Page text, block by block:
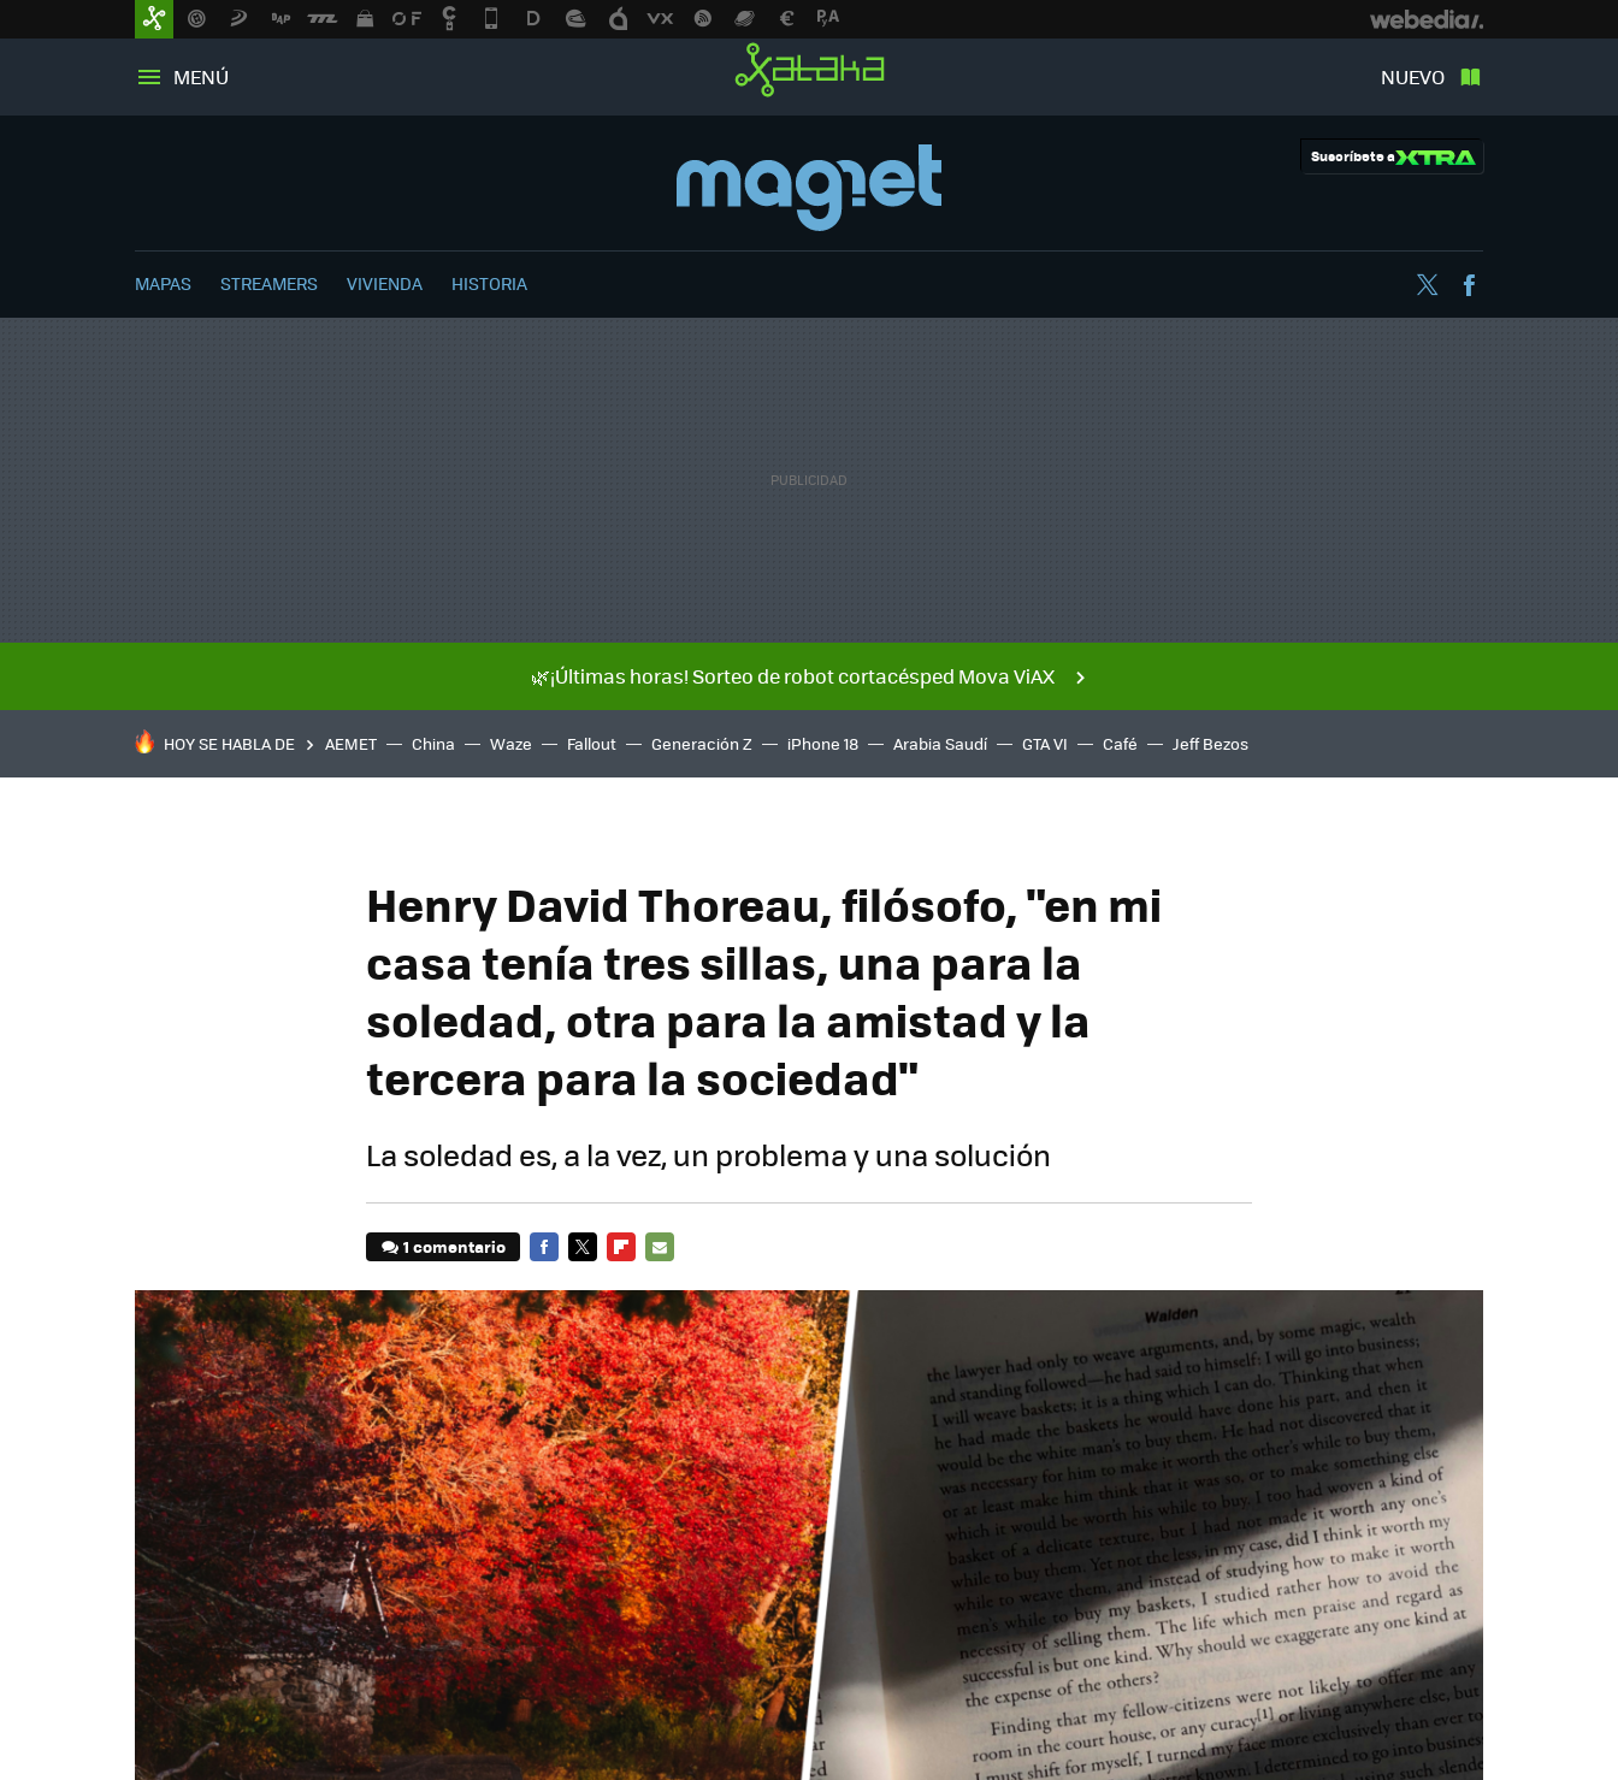
MENÚ NUEVO
Suscríbete a
MAPAS STREAMERS VIVIENDA HISTORIA Twitter
🌿¡Últimas horas! Sorteo de robot cortacésped Mova ViAX
HOY SE HABLA DE AEMET China Waze Fallout Generación Z iPhone 18 Arabia Saudí GTA VI Café Jeff Bezos
Henry David Thoreau, filósofo, "en mi
casa tenía tres sillas, una para la
soledad, otra para la amistad y la
tercera para la sociedad"
La soledad es, a la vez, un problema y una solución
1 comentario
MAIL